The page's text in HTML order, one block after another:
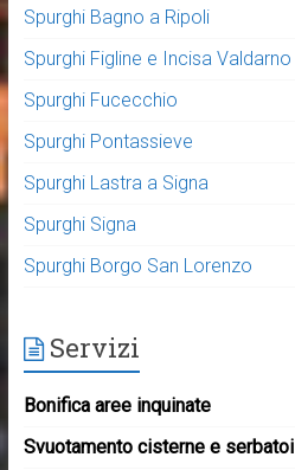
Spurghi Bagno a Ripoli
Spurghi Figline e Incisa Valdarno
Spurghi Fucecchio
Spurghi Pontassieve
Spurghi Lastra a Signa
Spurghi Signa
Spurghi Borgo San Lorenzo
Servizi
Bonifica aree inquinate
Svuotamento cisterne e serbatoi